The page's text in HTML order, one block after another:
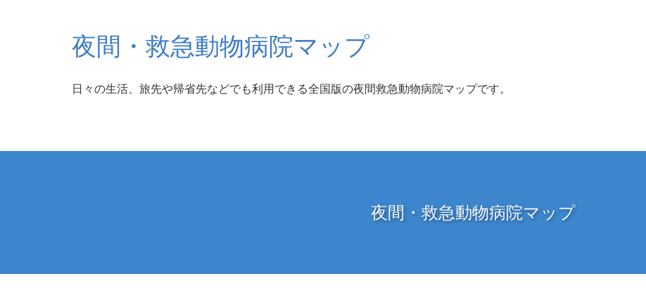
夜間・救急動物病院マップ
日々の生活、旅先や帰省先などでも利用できる全国版の夜間救急動物病院マップです。
夜間・救急動物病院マップ